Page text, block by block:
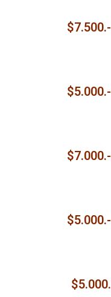
$7.500.-
$5.000.-
$7.000.-
$5.000.-
$5.000.